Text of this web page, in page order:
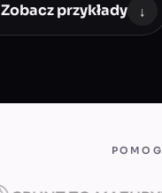
Zobacz przykłady ↓